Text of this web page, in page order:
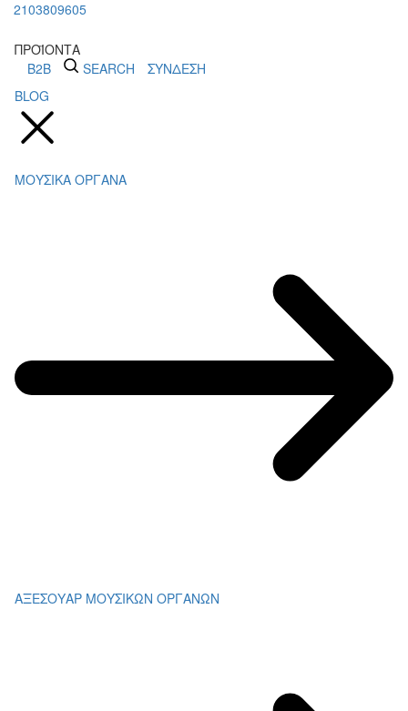
2103809605
ΠΡΟΪΟΝΤΑ
B2B
SEARCH
ΣΥΝΔΕΣΗ
BLOG
ΜΟΥΣΙΚΑ ΟΡΓΑΝΑ
ΑΞΕΣΟΥΑΡ ΜΟΥΣΙΚΩΝ ΟΡΓΑΝΩΝ